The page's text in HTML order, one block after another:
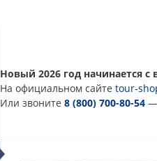
Новый 2026 год начинается
На официальном сайте tour-
Или звоните 8 (800) 700-80-54 —